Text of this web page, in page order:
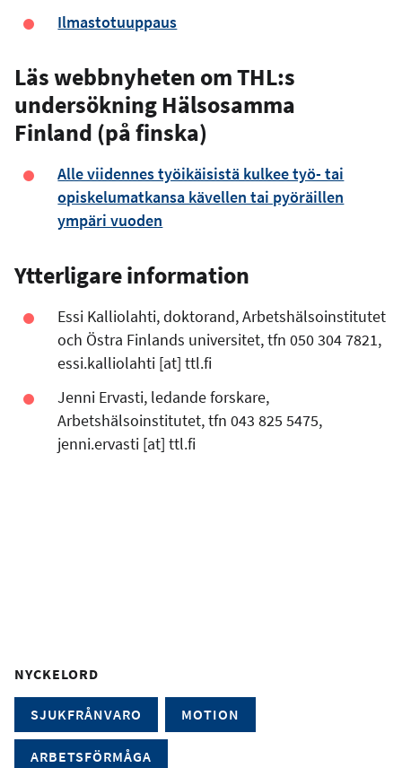
Ilmastotuuppaus
Läs webbnyheten om THL:s
undersökning Hälsosamma
Finland (på finska)
Alle viidennes työikäisistä kulkee työ- tai
opiskelumatkansa kävellen tai pyöräillen
ympäri vuoden
Ytterligare information
Essi Kalliolahti, doktorand, Arbetshälsoinstitutet
och Östra Finlands universitet, tfn 050 304 7821,
essi.kalliolahti [at]ttl.fi
Jenni Ervasti, ledande forskare,
Arbetshälsoinstitutet, tfn 043 825 5475,
jenni.ervasti [at]ttl.fi
NYCKELORD
SJUKFRÅNVARO MOTION
ARBETSFÖRMÅGA